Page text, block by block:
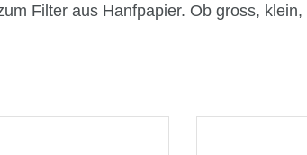
Filter aus Hanfpapier. Ob gross,